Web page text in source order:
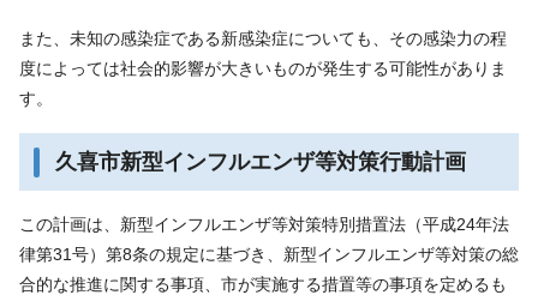
また、未知の感染症である新感染症についても、その感染力の程
度によっては社会的影響が大きいものが発生する可能性がありま
す。
久喜市新型インフルエンザ等対策行動計画
この計画は、新型インフルエンザ等対策特別措置法（平成24年法
律第31号）第8条の規定に基づき、新型インフルエンザ等対策の総
合的な推進に関する事項、市が実施する措置等の事項を定めるも